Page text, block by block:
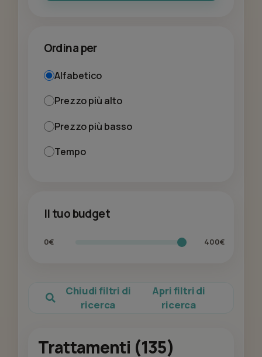
Ordina per
Alfabetico
Prezzo più alto
Prezzo più basso
Tempo
Il tuo budget
0€ 400€
Chiudi filtri di
ricerca
Apri filtri di
ricerca
Trattamenti (135)